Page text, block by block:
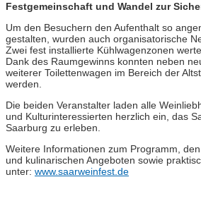
Festgemeinschaft und Wandel zur
Um den Besuchern den Aufenthalt so
gestalten, wurden auch organisatorische
Zwei fest installierte Kühlwagenzonen
Dank des Raumgewinns konnten neben
weiterer Toilettenwagen im Bereich der
werden.
Die beiden Veranstalter laden alle
und Kulturinteressierten herzlich ein, das
Saarburg zu erleben.
Weitere Informationen zum Programm,
und kulinarischen Angeboten sowie
unter: www.saarweinfest.de